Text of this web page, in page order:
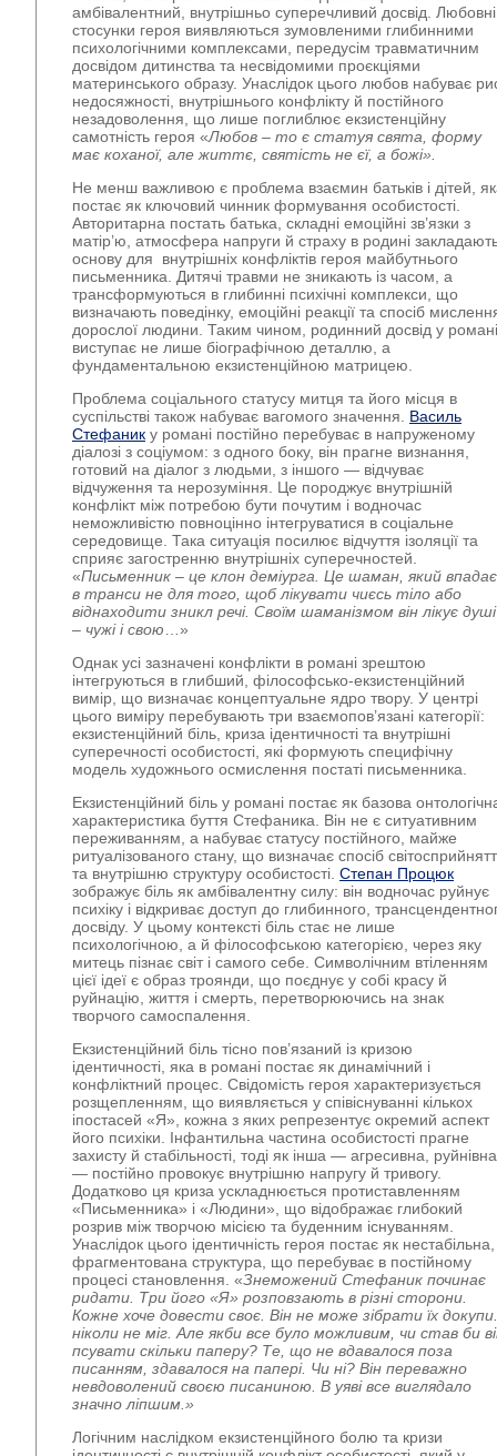
амбівалентний, внутрішньо суперечливий досвід. Любовні
стосунки героя виявляються зумовленими глибинними
психологічними комплексами, передусім травматичним
досвідом дитинства та несвідомими проєкціями
материнського образу. Унаслідок цього любов набуває
недосяжності, внутрішнього конфлікту й постійного
незадоволення, що лише поглиблює екзистенційну
самотність героя «Любов – то є статуя свята, форму
має коханої, але життє, святість не єї, а божі».
Не менш важливою є проблема взаємин батьків і дітей,
постає як ключовий чинник формування особистості.
Авторитарна постать батька, складні емоційні зв’язки з
матір’ю, атмосфера напруги й страху в родині
основу для внутрішніх конфліктів героя майбутнього
письменника. Дитячі травми не зникають із часом, а
трансформуються в глибинні психічні комплекси, що
визначають поведінку, емоційні реакції та спосіб
дорослої людини. Таким чином, родинний досвід у романі
виступає не лише біографічною деталлю, а
фундаментальною екзистенційною матрицею.
Проблема соціального статусу митця та його місця в
суспільстві також набуває вагомого значення. Василь
Стефаник у романі постійно перебуває в напруженому
діалозі з соціумом: з одного боку, він прагне визнання,
готовий на діалог з людьми, з іншого — відчуває
відчуження та нерозуміння. Це породжує внутрішній
конфлікт між потребою бути почутим і водночас
неможливістю повноцінно інтегруватися в соціальне
середовище. Така ситуація посилює відчуття ізоляції та
сприяє загостренню внутрішніх суперечностей.
«Письменник – це клон деміурга. Це шаман, який впадає
в транси не для того, щоб лікувати чиєсь тіло або
віднаходити зникл речі. Своїм шаманізмом він лікує душі
– чужі і свою …»
Однак усі зазначені конфлікти в романі зрештою
інтегруються в глибший, філософсько-екзистенційний
вимір, що визначає концептуальне ядро твору. У центрі
цього виміру перебувають три взаємопов’язані категорії:
екзистенційний біль, криза ідентичності та внутрішні
суперечності особистості, які формують специфічну
модель художнього осмислення постаті письменника.
Екзистенційний біль у романі постає як базова
характеристика буття Стефаника. Він не є ситуативним
переживанням, а набуває статусу постійного, майже
ритуалізованого стану, що визначає спосіб
та внутрішню структуру особистості. Степан Процюк
зображує біль як амбівалентну силу: він водночас руйнує
психіку і відкриває доступ до глибинного,
досвіду. У цьому контексті біль стає не лише
психологічною, а й філософською категорією, через яку
митець пізнає світ і самого себе. Символічним втіленням
цієї ідеї є образ троянди, що поєднує у собі красу й
руйнацію, життя і смерть, перетворюючись на знак
творчого самоспалення.
Екзистенційний біль тісно пов’язаний із кризою
ідентичності, яка в романі постає як динамічний і
конфліктний процес. Свідомість героя характеризується
розщепленням, що виявляється у співіснуванні кількох
іпостасей «Я», кожна з яких репрезентує окремий аспект
його психіки. Інфантильна частина особистості прагне
захисту й стабільності, тоді як інша — агресивна, руйнівна
— постійно провокує внутрішню напругу й тривогу.
Додатково ця криза ускладнюється протиставленням
«Письменника» і «Людини», що відображає глибокий
розрив між творчою місією та буденним існуванням.
Унаслідок цього ідентичність героя постає як нестабільна,
фрагментована структура, що перебуває в постійному
процесі становлення. «Знеможений Стефаник починає
ридати. Три його «Я» розповзають в різні сторони.
Кожне хоче довести своє. Він не може зібрати їх
ніколи не міг. Але якби все було можливим, чи став би
псувати скільки паперу? Те, що не вдавалося поза
писанням, здавалося на папері. Чи ні? Він переважно
невдоволений своєю писаниною. В уяві все виглядало
значно ліпшим.»
Логічним наслідком екзистенційного болю та кризи